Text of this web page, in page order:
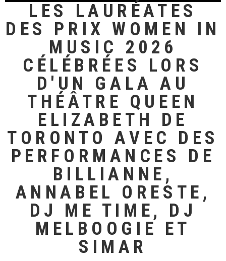
LES LAURÉATES
DES PRIX WOMEN IN
MUSIC 2026
CÉLÉBRÉES LORS
D'UN GALA AU
THÉÂTRE QUEEN
ELIZABETH DE
TORONTO AVEC DES
PERFORMANCES DE
BILLIANNE,
ANNABEL ORESTE,
DJ ME TIME, DJ
MELBOOGIE ET
SIMAR